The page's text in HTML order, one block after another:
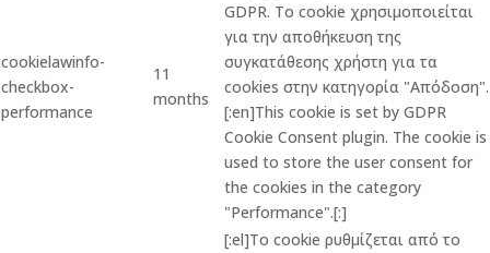
cookielawinfo-
checkbox-
performance
11
months
GDPR. Το cookie χρησιμοποιείται
για την αποθήκευση της
συγκατάθεσης χρήστη για τα
cookies στην κατηγορία "Απόδοση".
[:en]This cookie is set by GDPR
Cookie Consent plugin. The cookie is
used to store the user consent for
the cookies in the category
"Performance".[:]
[:el]Το cookie ρυθμίζεται από το